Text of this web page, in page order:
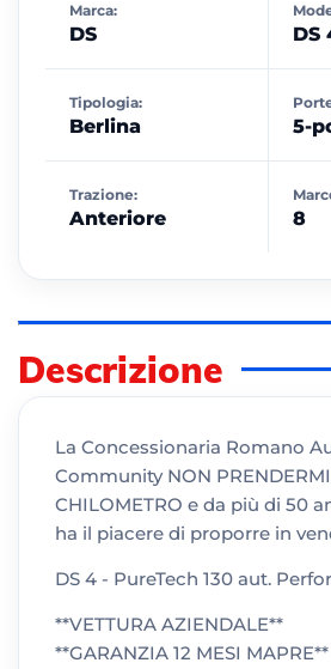
Marca:
DS DS
Tipologia:
Berlina 5-
Trazione:
Anteriore 8
Descrizione
La Concessionaria Romano
Community NON
CHILOMETRO e da più di 50
ha il piacere di proporre in
DS 4 - PureTech 130 aut.
**VETTURA AZIENDALE**
**GARANZIA 12 MESI MAPRE**